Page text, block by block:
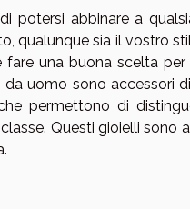
potersi abbinare a
qualunque sia il vostro
una buona scelta
uomo sono accessori
permettono di
Questi gioielli